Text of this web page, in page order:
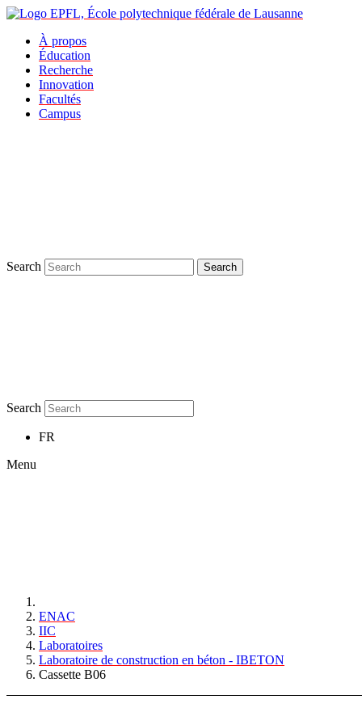
À propos
Éducation
Recherche
Innovation
Facultés
Campus
Search Search
Search
FR
Menu
ENAC
IIC
Laboratoires
Laboratoire de construction en béton - IBETON
Cassette B06